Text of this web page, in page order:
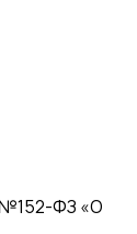
№152-ФЗ «О